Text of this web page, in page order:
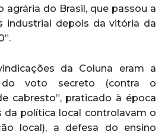
agrária do Brasil, que passou a
industrial depois da vitória da
da Coluna eram a
do voto secreto (contra o
cabresto”, praticado à época
da política local controlavam o
local), a defesa do ensino